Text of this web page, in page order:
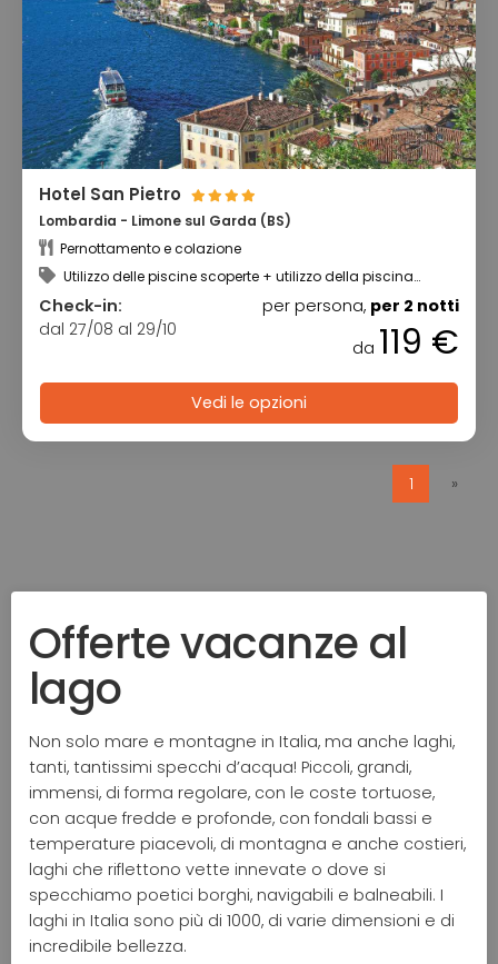
Hotel San Pietro
Lombardia - Limone sul Garda (BS)
Pernottamento e colazione
Utilizzo delle piscine scoperte + utilizzo della piscina
Check-in:
dal 27/08 al 29/10
per persona, per 2 notti
da 119 €
Vedi le opzioni
1 »
Offerte vacanze al
lago
Non solo mare e montagne in Italia, ma anche laghi,
tanti, tantissimi specchi d’acqua! Piccoli, grandi,
immensi, di forma regolare, con le coste tortuose,
con acque fredde e profonde, con fondali bassi e
temperature piacevoli, di montagna e anche costieri,
laghi che riflettono vette innevate o dove si
specchiamo poetici borghi, navigabili e balneabili. I
laghi in Italia sono più di 1000, di varie dimensioni e di
incredibile bellezza.